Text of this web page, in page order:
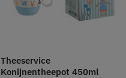
Theeservice
Konijnentheepot 450ml